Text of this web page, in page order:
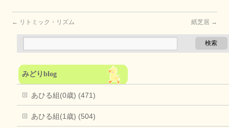
← リトミック・リズム 紙芝居 →
みどりblog
あひる組(0歳) (471)
あひる組(1歳) (504)